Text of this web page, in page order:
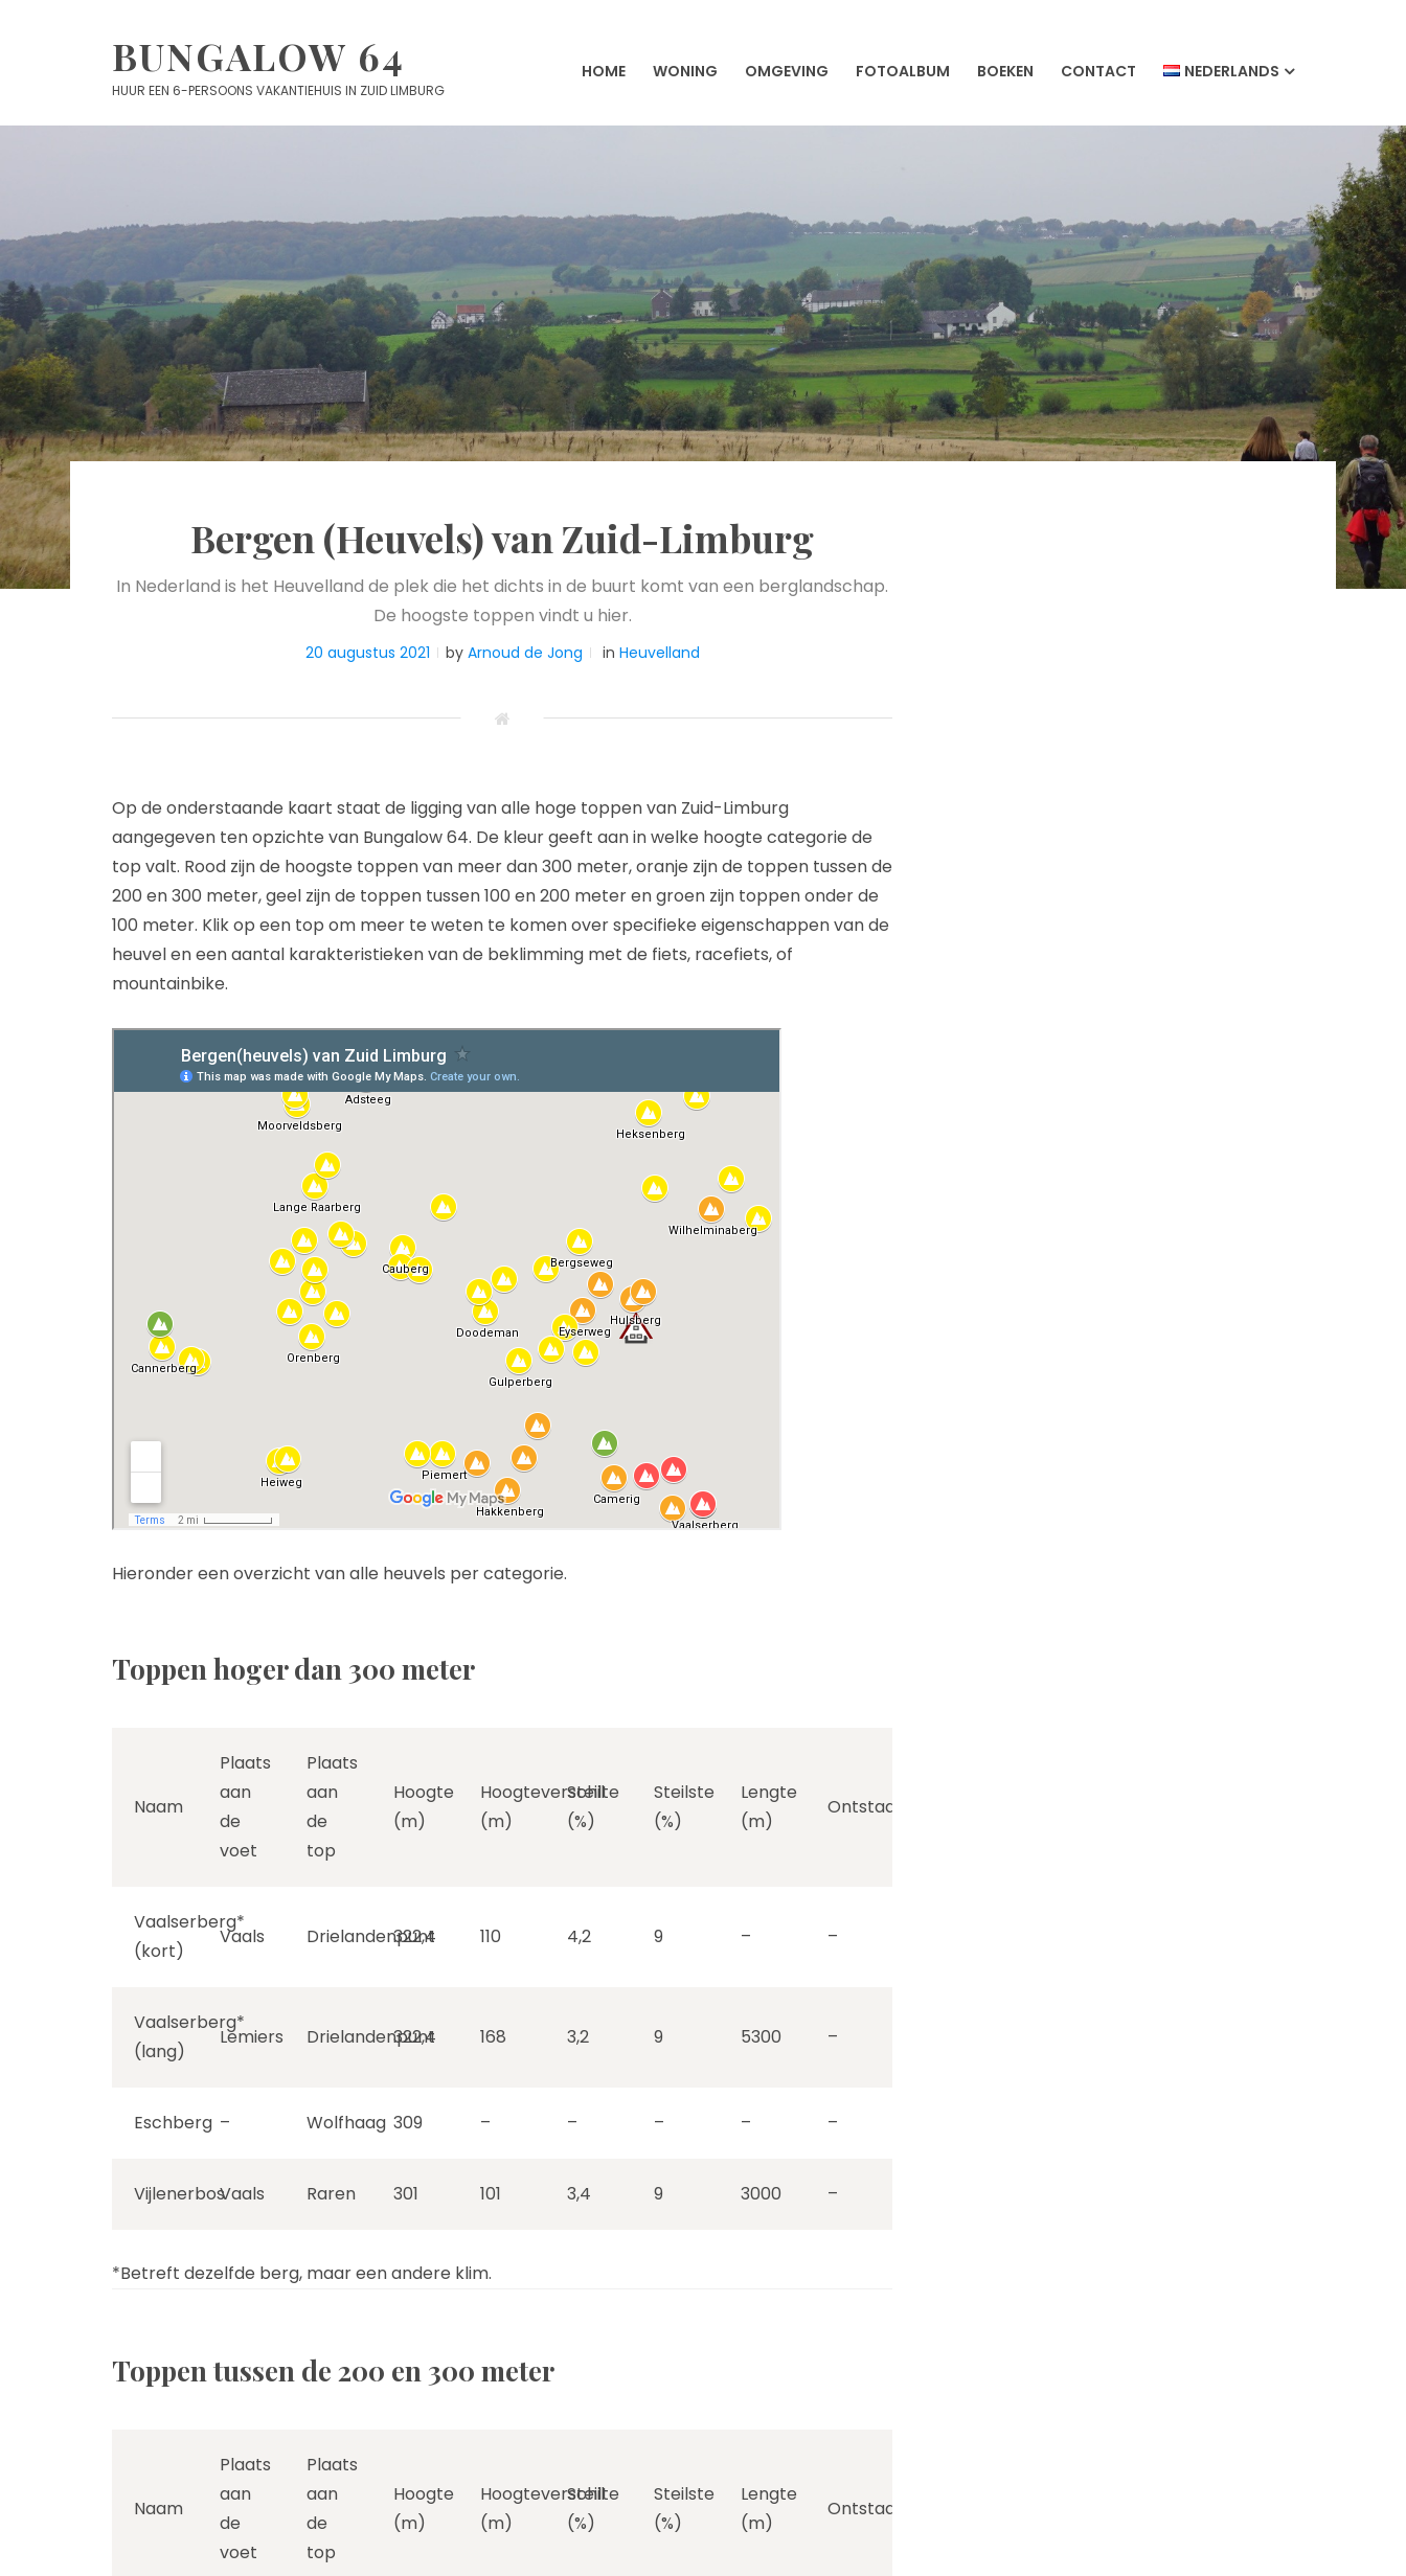
BUNGALOW 64
HUUR EEN 6-PERSOONS VAKANTIEHUIS IN ZUID LIMBURG
HOME WONING OMGEVING FOTOALBUM BOEKEN CONTACT NEDERLANDS
Bergen (Heuvels) van Zuid-Limburg
In Nederland is het Heuvelland de plek die het dichts in de buurt komt van een berglandschap.
De hoogste toppen vindt u hier.
20 augustus 2021 by Arnoud de Jong in Heuvelland
Op de onderstaande kaart staat de ligging van alle hoge toppen van Zuid-Limburg
aangegeven ten opzichte van Bungalow 64. De kleur geeft aan in welke hoogte categorie de
top valt. Rood zijn de hoogste toppen van meer dan 300 meter, oranje zijn de toppen tussen de
200 en 300 meter, geel zijn de toppen tussen 100 en 200 meter en groen zijn toppen onder de
100 meter. Klik op een top om meer te weten te komen over specifieke eigenschappen van de
heuvel en een aantal karakteristieken van de beklimming met de fiets, racefiets, of
mountainbike.
Hieronder een overzicht van alle heuvels per categorie.
Toppen hoger dan 300 meter
Naam
Plaats
aan
de
voet
Plaats
aan
de
top
Hoogte
(m)
Hoogteverschil
(m)
Steilte
(%)
Steilste
(%)
Lengte
(m)
Ontstaan
Vaalserberg*
(kort)
Vaals Drielandenpunt
322,4 110 4,2 9 – –
Vaalserberg*
(lang)
Lemiers Drielandenpunt
322,4 168 3,2 9 5300 –
Eschberg – Wolfhaag 309 – – – – –
VijlenerbosVaals Raren 301 101 3,4 9 3000 –
*Betreft dezelfde berg, maar een andere klim.
Toppen tussen de 200 en 300 meter
Naam
Plaats
aan
de
voet
Plaats
aan
de
top
Hoogte
(m)
Hoogteverschil
(m)
Steilte
(%)
Steilste
(%)
Lengte
(m)
Ontstaan